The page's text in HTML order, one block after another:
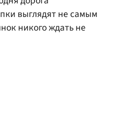
выглядят не самым
никого ждать не